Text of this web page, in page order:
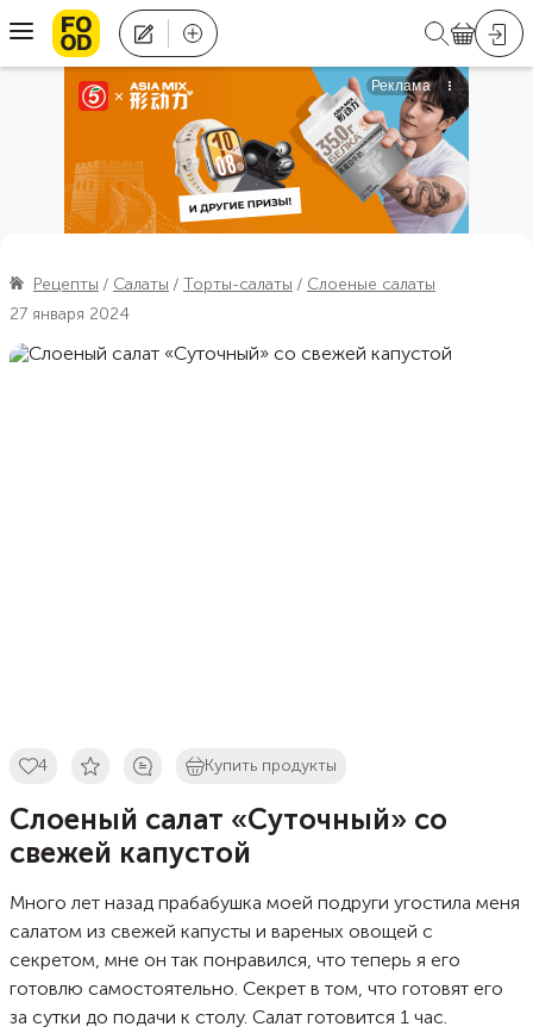
Рецепты Салаты Торты-салаты
Слоеные салаты
27 января 2024
4 Купить продукты
Слоеный салат «Cуточный» со
свежей капустой
Много лет назад прабабушка моей подруги угостила меня
салатом из свежей капусты и вареных овощей с
секретом, мне он так понравился, что теперь я его
готовлю самостоятельно. Секрет в том, что готовят его
за сутки до подачи к столу. Салат готовится 1 час.